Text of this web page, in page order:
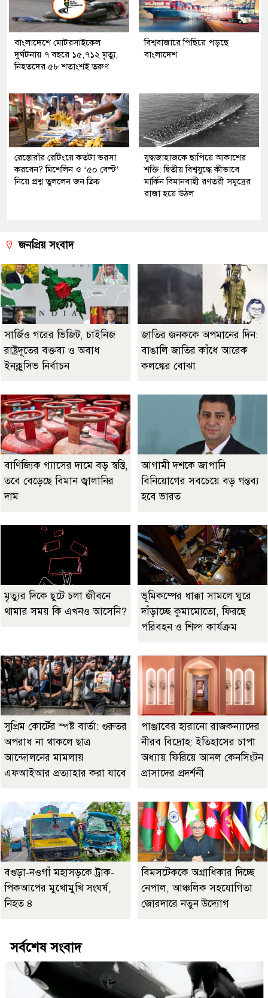
বাংলাদেশে মোটরসাইকেল
দুর্ঘটনায় ৭ বছরে ১৫,৭১২ মৃত্যু,
নিহতদের ৫৮ শতাংশই তরুণ
বিশ্ববাজারে পিছিয়ে পড়ছে
বাংলাদেশ
রেস্তোরাঁর রেটিংয়ে কতটা ভরসা
করবেন? মিশেলিন ও ‘৫০ বেস্ট’
নিয়ে প্রশ্ন তুললেন জন ক্রিচ
যুদ্ধজাহাজকে ছাপিয়ে আকাশের
শক্তি: দ্বিতীয় বিশ্বযুদ্ধে কীভাবে
মার্কিন বিমানবাহী রণতরী সমুদ্রের
রাজা হয়ে উঠল
জনপ্রিয় সংবাদ
সার্জিও গরের ভিজিট, চাইনিজ
রাষ্ট্রদূতের বক্তব্য ও অবাধ
ইনক্লুসিভ নির্বাচন
জাতির জনককে অপমানের দিন:
বাঙালি জাতির কাঁধে আরেক
কলঙ্কের বোঝা
বাণিজ্যিক গ্যাসের দামে বড় স্বস্তি,
তবে বেড়েছে বিমান জ্বালানির
দাম
আগামী দশকে জাপানি
বিনিয়োগের সবচেয়ে বড় গন্তব্য
হবে ভারত
মৃত্যুর দিকে ছুটে চলা জীবনে
থামার সময় কি এখনও আসেনি?
ভূমিকম্পের ধাক্কা সামলে ঘুরে
দাঁড়াচ্ছে কুমামোতো, ফিরছে
পরিবহন ও শিল্প কার্যক্রম
সুপ্রিম কোর্টের স্পষ্ট বার্তা: গুরুতর
অপরাধ না থাকলে ছাত্র
আন্দোলনের মামলায়
এফআইআর প্রত্যাহার করা যাবে
পাঞ্জাবের হারানো রাজকন্যাদের
নীরব বিদ্রোহ: ইতিহাসের চাপা
অধ্যায় ফিরিয়ে আনল কেনসিংটন
প্রাসাদের প্রদর্শনী
বগুড়া-নওগাঁ মহাসড়কে ট্রাক-
পিকআপের মুখোমুখি সংঘর্ষ,
নিহত ৪
বিমসটেককে অগ্রাধিকার দিচ্ছে
নেপাল, আঞ্চলিক সহযোগিতা
জোরদারে নতুন উদ্যোগ
সর্বশেষ সংবাদ